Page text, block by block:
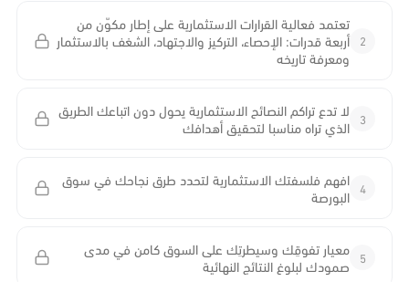
2
تعتمد فعالية القرارات الاستثمارية على إطار مكوّن من
أربعة قدرات: الإحصاء، التركيز والاجتهاد، الشغف بالاستثمار
ومعرفة تاريخه
3
لا تدع تراكم النصائح الاستثمارية يحول دون اتباعك الطريق
الذي تراه مناسبا لتحقيق أهدافك
4 افهم فلسفتك الاستثمارية لتحدد طرق نجاحك في سوق
البورصة
5 معيار تفوقِك وسيطرتِك على السوق كامن في مدى
صمودك لبلوغ النتائج النهائية